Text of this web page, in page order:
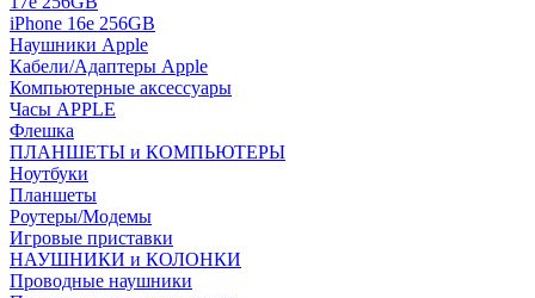
iPhone 16e 256GB
Наушники Apple
Кабели/Адаптеры Apple
Компьютерные аксессуары
Часы APPLE
Флешка
ПЛАНШЕТЫ и КОМПЬЮТЕРЫ
Ноутбуки
Планшеты
Роутеры/Модемы
Игровые приставки
НАУШНИКИ и КОЛОНКИ
Проводные наушники